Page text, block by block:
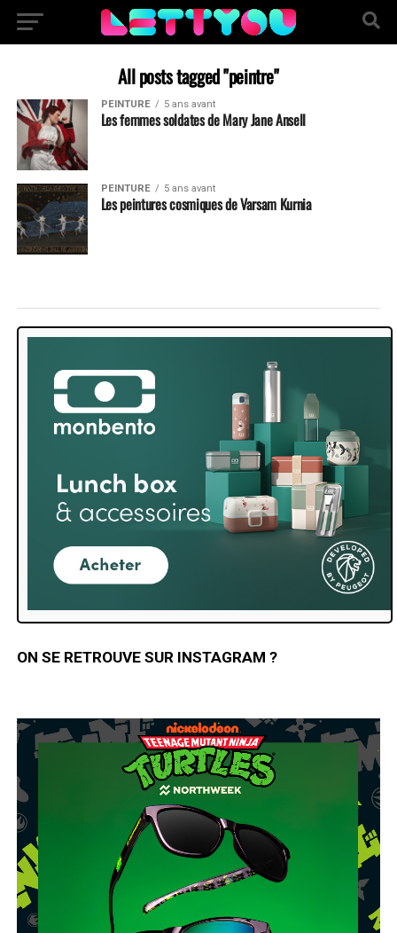
All posts tagged "peintre"
PEINTURE 5 ans avant
Les femmes soldates de Mary Jane Ansell
PEINTURE 5 ans avant
Les peintures cosmiques de Varsam Kurnia
ON SE RETROUVE SUR INSTAGRAM ?